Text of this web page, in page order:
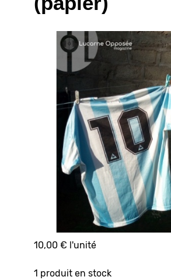
10,00 € l'unité
1 produit en stock